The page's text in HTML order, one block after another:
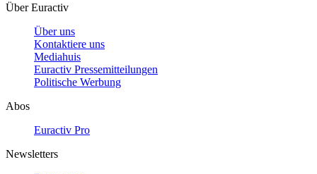
Über Euractiv
Über uns
Kontaktiere uns
Mediahuis
Euractiv Pressemitteilungen
Politische Werbung
Abos
Euractiv Pro
Newsletters